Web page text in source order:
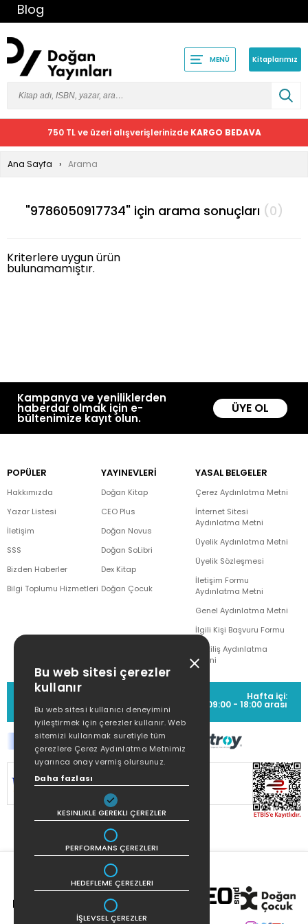
Blog
MENÜ Kitaplarımız
750 TL ve üzeri alışverişlerinizde KARGO BEDAVA
Ana Sayfa Arama
"9786050917734" için arama sonuçları (0)
Kriterlere uygun ürün
bulunamamıştır.
Kampanya ve yeniliklerden
haberdar olmak için e-
bültenimize kayıt olun.
ÜYE OL
POPÜLER
Hakkımızda
Yazar Listesi
İletişim
SSS
Bizden Haberler
Bilgi Toplumu Hizmetleri
YAYINEVLERİ
Doğan Kitap
CEO Plus
Doğan Novus
Doğan SoLibri
Dex Kitap
Doğan Çocuk
YASAL BELGELER
Çerez Aydınlatma Metni
İnternet Sitesi
Aydınlatma Metni
Üyelik Aydınlatma Metni
Üyelik Sözleşmesi
İletişim Formu
Aydınlatma Metni
Genel Aydınlatma Metni
İlgili Kişi Başvuru Formu
Çekiliş Aydınlatma
Metni
MÜŞTERİ HİZMETLERİ
(0212) 373 77 00
Hafta içi:
09:00 - 18:00 arası
SİTEMİZ
KORUNMAKTADIR.
Bu web sitesi çerezler
kullanır
Bu web sitesi kullanıcı deneyimini
iyileştirmek için çerezler kullanır. Web
sitemizi kullanmak suretiyle tüm
çerezlere Çerez Aydınlatma Metnimiz
uyarınca onay vermiş olursunuz.
Daha fazlası
KESINLIKLE GEREKLI ÇEREZLER
PERFORMANS ÇEREZLERI
HEDEFLEME ÇEREZLERI
İŞLEVSEL ÇEREZLER